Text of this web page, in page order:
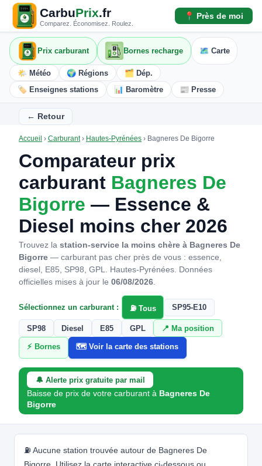
CarbuPrix.fr
Comparez. Économisez. Roulez.
📍 Près de moi
Prix carburant Bornes recharge 🗺️ Carte
🌤️ Météo 🌍 Régions
🗂️ Dép.
🏷️ Enseignes stations
📊 Baromètre 📰 Presse
← Retour
Accueil › Carburant› Hautes-Pyrénées › Bagneres De Bigorre
Comparateur prix
carburant Bagneres De
Bigorre — Essence &
Diesel moins cher 2026
Trouvez la station-service la moins chère à Bagneres De
Bigorre — carburant pas cher près de vous : essence,
diesel, E85, SP98, GPL. Hautes-Pyrénées. Données
officielles mises à jour le 06/08/2026.
Sélectionnez un carburant : ⛽ Tous SP95-E10
SP98 Diesel E85 GPL 📍 Ma position
⚡ Bornes 🗺️ Voir la carte des stations
🔔 Alerte prix gratuite par mail
Baisse de prix de votre carburant à Bagneres De
Bigorre
⛽ Aucune station trouvée autour de Bagneres De
Bigorre. Utilisez la carte interactive ci-dessous ou